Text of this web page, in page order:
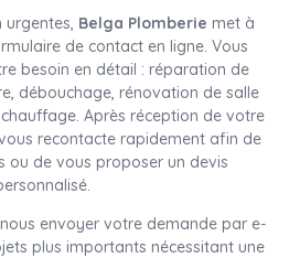
Belga Plomberie met à
de contact en ligne. Vous
besoin en détail : réparation de
débouchage, rénovation de salle
Après réception de votre
recontacte rapidement afin de
ou de vous proposer un devis
envoyer votre demande par e-
plus importants nécessitant une